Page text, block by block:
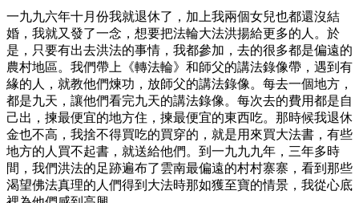
一九九六年十月份我就退休了，加上我兩個女兒也都還沒結
婚，我就又發了一念，想要把法輪大法洪揚給更多的人。於
是，只要有出去洪法的事情，我都參加，去的很多都是偏遠的
農村地區。我們帶上《轉法輪》和師父的講法錄像帶，遇到有
緣的人，就教他們煉功，放師父的講法錄像。每去一個地方，
都是九天，讓他們看完九天的講法錄像。每次去的費用都是自
己出，揀最便宜的地方住，揀最便宜的東西吃。那時候我退休
金也不高，我捨不得買吃的買穿的，就是用來買大法書，有些
地方的人買不起書，就送給他們。到一九九九年，三年多時
間，我們洪法的足跡遍布了雲南最偏遠的村村寨寨，看到那些
渴望佛法真理的人們得到大法時那如獲至寶的情景，我從心底